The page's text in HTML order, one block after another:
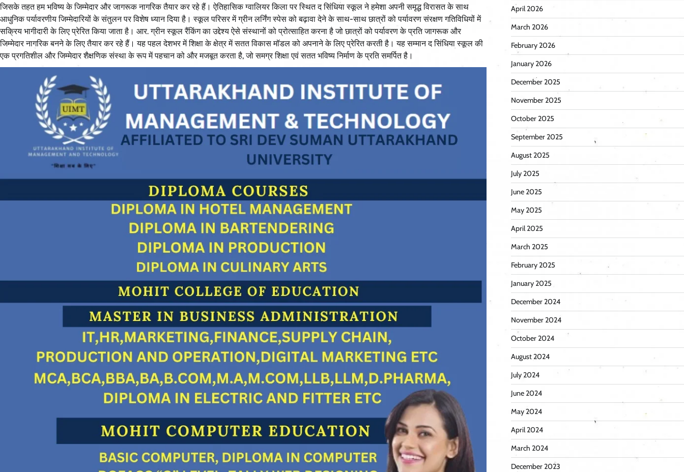
जिसके तहत हम भविष्य के जिम्मेदार और जागरूक नागरिक तैयार कर रहे हैं। ऐतिहासिक ग्वालियर किला पर स्थित द सिंधिया स्कूल ने हमेशा अपनी समृद्ध विरासत के साथ
आधुनिक पर्यावरणीय जिम्मेदारियों के संतुलन पर विशेष ध्यान दिया है। स्कूल परिसर में ग्रीन लर्निंग स्पेस को बढ़ावा देने के साथ-साथ छात्रों को पर्यावरण संरक्षण गतिविधियों में
सक्रिय भागीदारी के लिए प्रेरित किया जाता है। आर. ग्रीन स्कूल रैंकिंग का उद्देश्य ऐसे संस्थानों को प्रोत्साहित करना है जो छात्रों को पर्यावरण के प्रति जागरूक और
जिम्मेदार नागरिक बनने के लिए तैयार कर रहे हैं। यह पहल देशभर में शिक्षा के क्षेत्र में सतत विकास मॉडल को अपनाने के लिए प्रेरित करती है। यह सम्मान द सिंधिया स्कूल की
एक प्रगतिशील और जिम्मेदार शैक्षणिक संस्था के रूप में पहचान को और मजबूत करता है, जो समग्र शिक्षा एवं सतत भविष्य निर्माण के प्रति समर्पित है।
April 2026
March 2026
February 2026
January 2026
December 2025
November 2025
October 2025
September 2025
August 2025
July 2025
June 2025
May 2025
April 2025
March 2025
February 2025
January 2025
December 2024
November 2024
October 2024
August 2024
July 2024
June 2024
May 2024
April 2024
March 2024
December 2023